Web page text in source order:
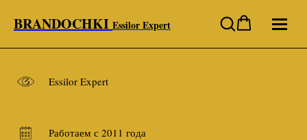
BRANDOCHKI Essilor Expert
Essilor Expert
Работаем с 2011 года